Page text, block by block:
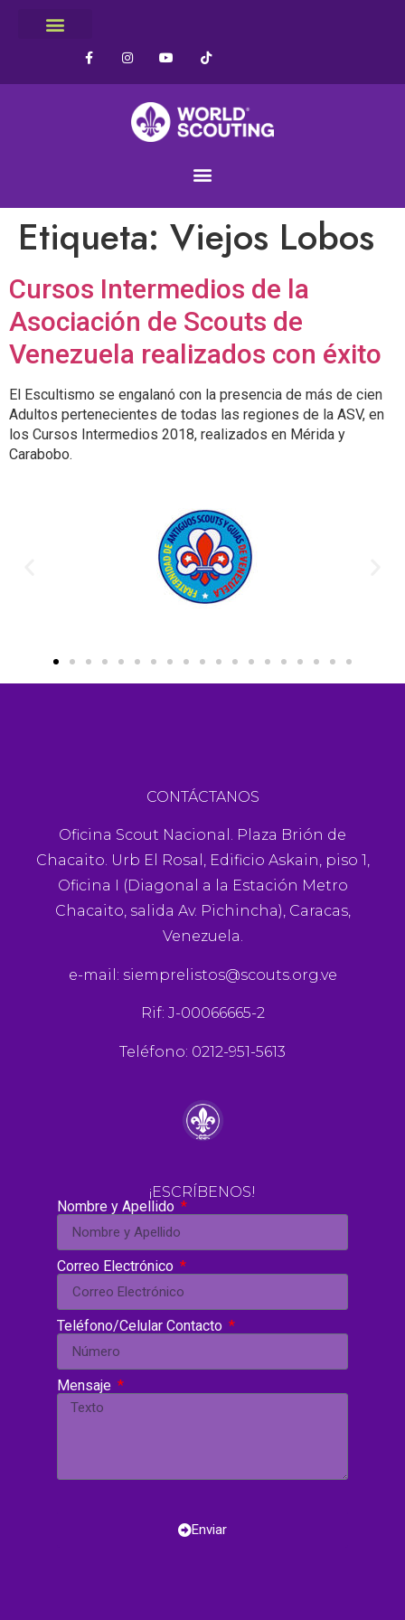
Etiqueta: Viejos Lobos
Cursos Intermedios de la
Asociación de Scouts de
Venezuela realizados con éxito
El Escultismo se engalanó con la presencia de más de cien
Adultos pertenecientes de todas las regiones de la ASV, en
los Cursos Intermedios 2018, realizados en Mérida y
Carabobo.
CONTÁCTANOS
Oficina Scout Nacional. Plaza Brión de
Chacaito. Urb El Rosal, Edificio Askain, piso 1,
Oficina I (Diagonal a la Estación Metro
Chacaito, salida Av. Pichincha), Caracas,
Venezuela.
e-mail: siemprelistos@scouts.org.ve
Rif: J-00066665-2
Teléfono: 0212-951-5613
¡ESCRÍBENOS!
Nombre y Apellido
Correo Electrónico
Teléfono/Celular Contacto
Mensaje
Enviar